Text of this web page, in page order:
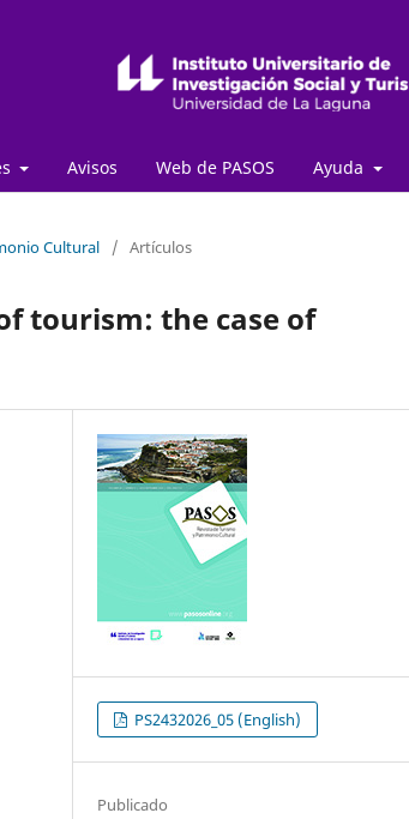
Avisos Web de PASOS Ayuda
Cultural / Artículos
tourism: the case of
PS2432026_05 (English)
Publicado